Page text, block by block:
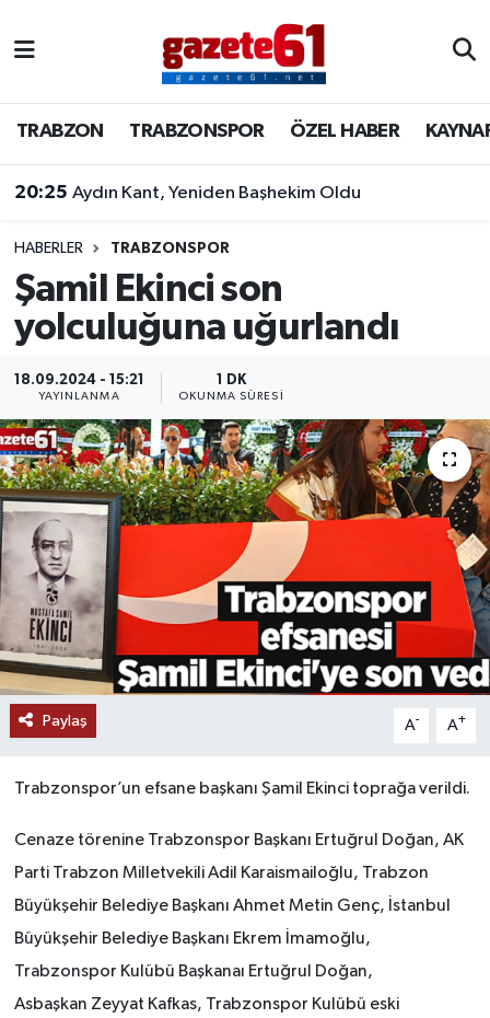
TRABZON TRABZONSPOR ÖZEL HABER
20:25 Aydın Kant, Yeniden Başhekim Oldu
HABERLER TRABZONSPOR
Şamil Ekinci son
yolculuğuna uğurlandı
18.09.2024 - 15:21
YAYINLANMA
1 DK
OKUNMA SÜRESI
Paylaş A- A+
Trabzonspor’un efsane başkanı Şamil Ekinci toprağa verildi.
Cenaze törenine Trabzonspor Başkanı Ertuğrul Doğan, AK
Parti Trabzon Milletvekili Adil Karaismailoğlu, Trabzon
Büyükşehir Belediye Başkanı Ahmet Metin Genç, İstanbul
Büyükşehir Belediye Başkanı Ekrem İmamoğlu,
Trabzonspor Kulübü Başkanaı Ertuğrul Doğan,
Asbaşkan Zeyyat Kafkas, Trabzonspor Kulübü eski
TRABZONSPOR
ÖZEL HABER
KAYNAR KAZAN
SİYASET
Trabzon Nöbetçi Eczaneler
Trabzon Hava Durumu
Trabzon Namaz Vakitleri
Trabzon Trafik Yoğunluk Haritası
Süper Lig Puan Durumu ve Fikstür
Son Dakika Haberleri
Haber Arşivi